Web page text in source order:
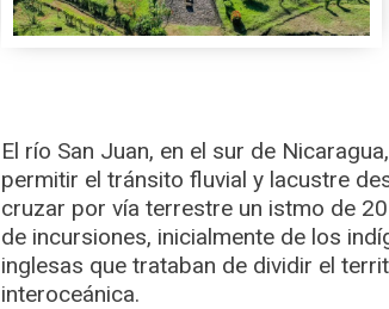
El río San Juan, en el sur de
permitir el tránsito fluvial y lacustre
cruzar por vía terrestre un istmo de
de incursiones, inicialmente de los
inglesas que trataban de dividir el
interoceánica.